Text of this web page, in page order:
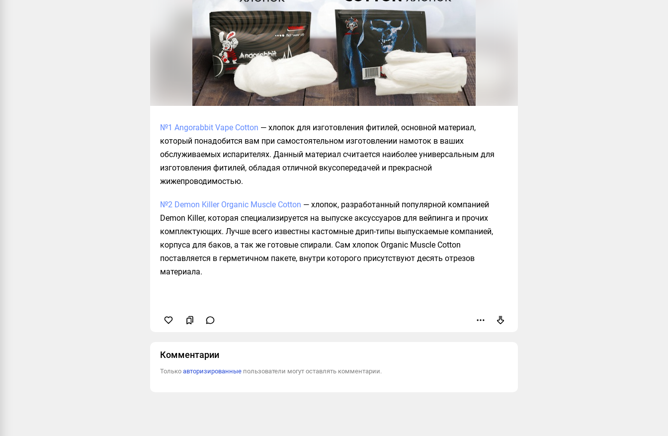
№1 Angorabbit Vape Cotton — хлопок для изготовления фитилей, основной материал,
который понадобится вам при самостоятельном изготовлении намоток в ваших
обслуживаемых испарителях. Данный материал считается наиболее универсальным для
изготовления фитилей, обладая отличной вкусопередачей и прекрасной
жижепроводимостью.
№2 Demon Killer Organic Muscle Cotton — хлопок, разработанный популярной компанией
Demon Killer, которая специализируется на выпуске аксуссуаров для вейпинга и прочих
комплектующих. Лучше всего известны кастомные дрип-типы выпускаемые компанией,
корпуса для баков, а так же готовые спирали. Сам хлопок Organic Muscle Cotton
поставляется в герметичном пакете, внутри которого присутствуют десять отрезов
материала.
Комментарии
Только авторизированные пользователи могут оставлять комментарии.